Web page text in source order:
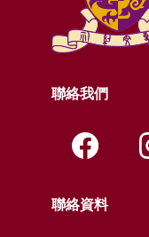
聯絡我們
聯絡資料